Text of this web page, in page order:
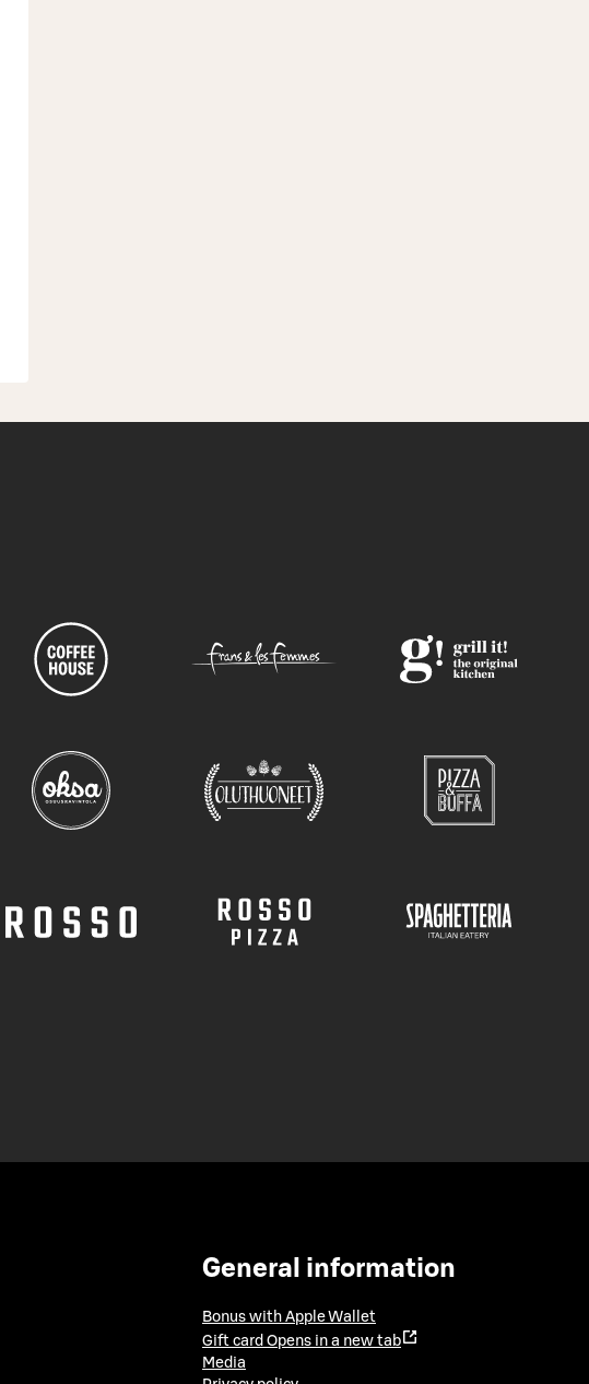
General information
Bonus with Apple Wallet
Gift card Opens in a new tab
Media